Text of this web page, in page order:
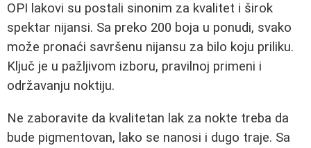
OPI lakovi su postali sinonim za kvalitet i širok
spektar nijansi. Sa preko 200 boja u ponudi, svako
može pronaći savršenu nijansu za bilo koju priliku.
Ključ je u pažljivom izboru, pravilnoj primeni i
održavanju noktiju.
Ne zaboravite da kvalitetan lak za nokte treba da
bude pigmentovan, lako se nanosi i dugo traje. Sa